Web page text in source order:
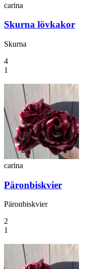
carina
Skurna lövkakor
Skurna
4
1
carina
Päronbiskvier
Päronbiskvier
2
1